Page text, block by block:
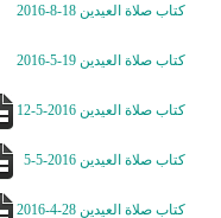
كتاب صلاة العيدين 18-8-2016
كتاب صلاة العيدين 19-5-2016
كتاب صلاة العيدين 2016-5-12
كتاب صلاة العيدين 2016-5-5
كتاب صلاة العيدين 28-4-2016